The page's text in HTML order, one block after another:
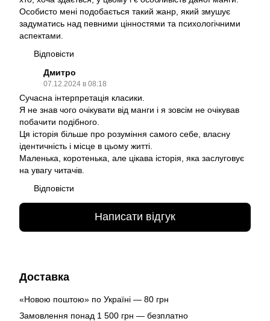
Особисто мені подобається такий жанр, який змушує
задуматись над певними цінностями та психологічними
аспектами.
Відповісти
Дмитро
07.12.2024 в 08:18
Сучасна інтерпретація класики.
Я не знав чого очікувати від манги і я зовсім не очікував
побачити подібного.
Ця історія більше про розуміння самого себе, власну
ідентичність і місце в цьому житті.
Маленька, коротенька, але цікава історія, яка заслуговує
на увагу читачів.
Відповісти
Написати відгук
Доставка
«Новою поштою» по Україні — 80 грн
Замовлення понад 1 500 грн — безплатно